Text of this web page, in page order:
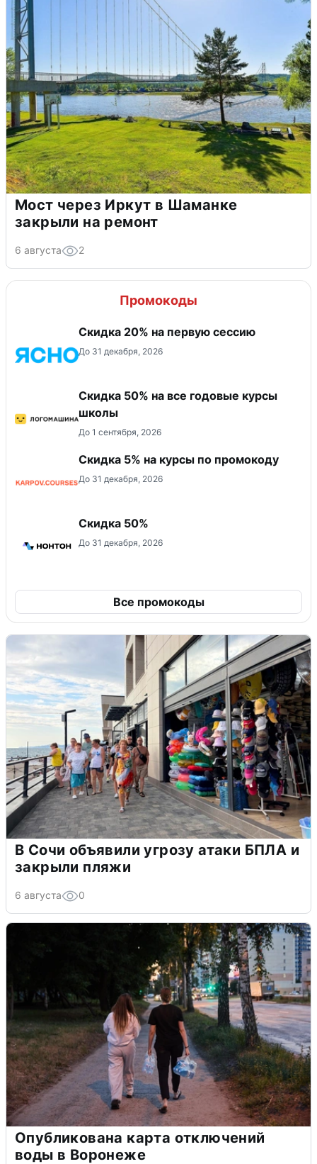
Мост через Иркут в Шаманке
закрыли на ремонт
6 августа 2
Промокоды
Скидка 20% на первую сессию
До 31 декабря, 2026
Скидка 50% на все годовые курсы
школы
До 1 сентября, 2026
Скидка 5% на курсы по промокоду
До 31 декабря, 2026
Скидка 50%
До 31 декабря, 2026
Все промокоды
В Сочи объявили угрозу атаки БПЛА и
закрыли пляжи
6 августа 0
Опубликована карта отключений
воды в Воронеже